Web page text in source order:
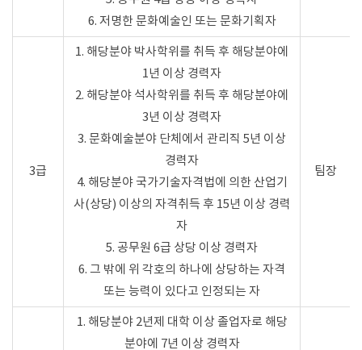
6. 저명한 문화예술인 또는 문화기획자
3급
1. 해당분야 박사학위를 취득 후 해당분야에
1년 이상 경력자
2. 해당분야 석사학위를 취득 후 해당분야에
3년 이상 경력자
3. 문화예술분야 단체에서 관리직 5년 이상
경력자
4. 해당분야 국가기술자격법에 의한 산업기
사(상당) 이상의 자격취득 후 15년 이상 경력
자
5. 공무원 6급 상당 이상 경력자
6. 그 밖에 위 각호의 하나에 상당하는 자격
또는 능력이 있다고 인정되는 자
팀장
1. 해당분야 2년제 대학 이상 졸업자로 해당
분야에 7년 이상 경력자